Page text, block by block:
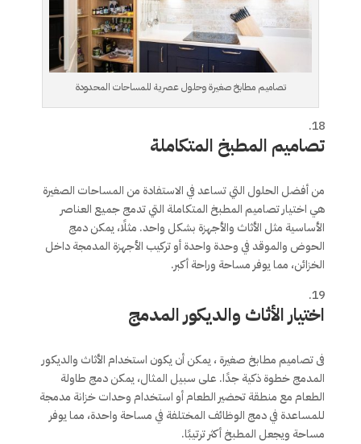
تصاميم مطابخ صغيرة وحلول عصرية للمساحات المحدودة
تصاميم المطبخ المتكاملة
من أفضل الحلول التي تساعد في الاستفادة من المساحات الصغيرة
هي اختيار تصاميم المطبخ المتكاملة التي تدمج جميع العناصر
الأساسية مثل الأثاث والأجهزة بشكل واحد. مثلًا، يمكن دمج
الحوض والموقد في وحدة واحدة أو تركيب الأجهزة المدمجة داخل
الخزائن، مما يوفر مساحة وراحة أكبر.
اختيار الأثاث والديكور المدمج
فى تصاميم مطابخ صغيرة ، يمكن أن يكون استخدام الأثاث والديكور
المدمج خطوة ذكية جدًا. على سبيل المثال، يمكن دمج طاولة
الطعام مع منطقة تحضير الطعام أو استخدام وحدات خزانة مدمجة
للمساعدة في دمج الوظائف المختلفة في مساحة واحدة، مما يوفر
مساحة ويجعل المطبخ أكثر ترتيبًا.